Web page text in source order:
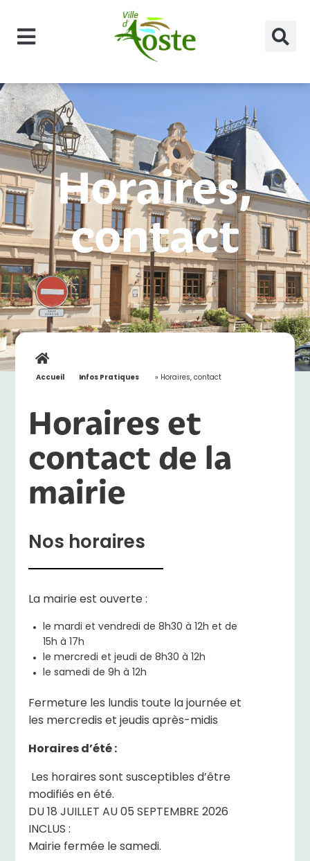
Horaires,
contact
Accueil »
Infos Pratiques » Horaires, contact
Horaires et
contact de la
mairie
Nos horaires
La mairie est ouverte :
le mardi et vendredi de 8h30 à 12h et de
15h à 17h
le mercredi et jeudi de 8h30 à 12h
le samedi de 9h à 12h
Fermeture les lundis toute la journée et
les mercredis et jeudis après-midis
Horaires d’été :
Les horaires sont susceptibles d’être
modifiés en été.
DU 18 JUILLET AU 05 SEPTEMBRE 2026
INCLUS :
Mairie fermée le samedi.